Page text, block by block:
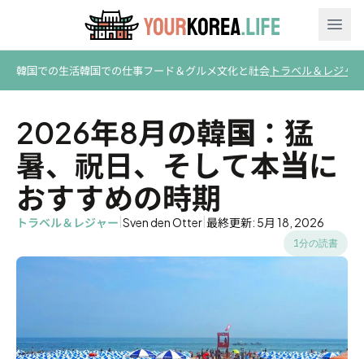
韓国での生活韓国での仕事フード＆グルメ文化と社会 トラベル＆レジャー
2026年8月の韓国：猛
暑、祝日、そして本当に
おすすめの時期
トラベル＆レジャー|Sven den Otter|最終更新: 5月 18, 2026
1分の読書